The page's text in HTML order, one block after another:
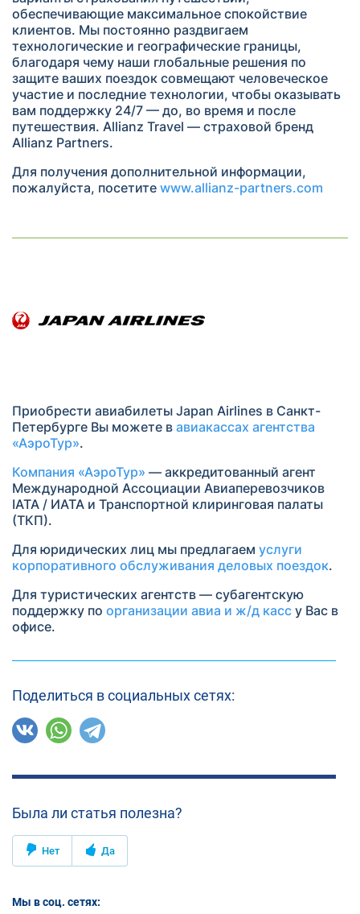
обеспечивающие максимальное спокойствие
клиентов. Мы постоянно раздвигаем
технологические и географические границы,
благодаря чему наши глобальные решения по
защите ваших поездок совмещают человеческое
участие и последние технологии, чтобы оказывать
вам поддержку 24/7 — до, во время и после
путешествия. Allianz Travel — страховой бренд
Allianz Partners.
Для получения дополнительной информации,
пожалуйста, посетите www.allianz-partners.com
Приобрести авиабилеты Japan Airlines в Санкт-
Петербурге Вы можете в авиакассах агентства
«АэроТур».
Компания «АэроТур» — аккредитованный агент
Международной Ассоциации Авиаперевозчиков
IATA / ИАТА и Транспортной клиринговая палаты
(ТКП).
Для юридических лиц мы предлагаем услуги
корпоративного обслуживания деловых поездок.
Для туристических агентств — субагентскую
поддержку по организации авиа и ж/д касс у Вас в
офисе.
Поделиться в социальных сетях:
Была ли статья полезна?
Нет Да
Мы в соц. сетях: